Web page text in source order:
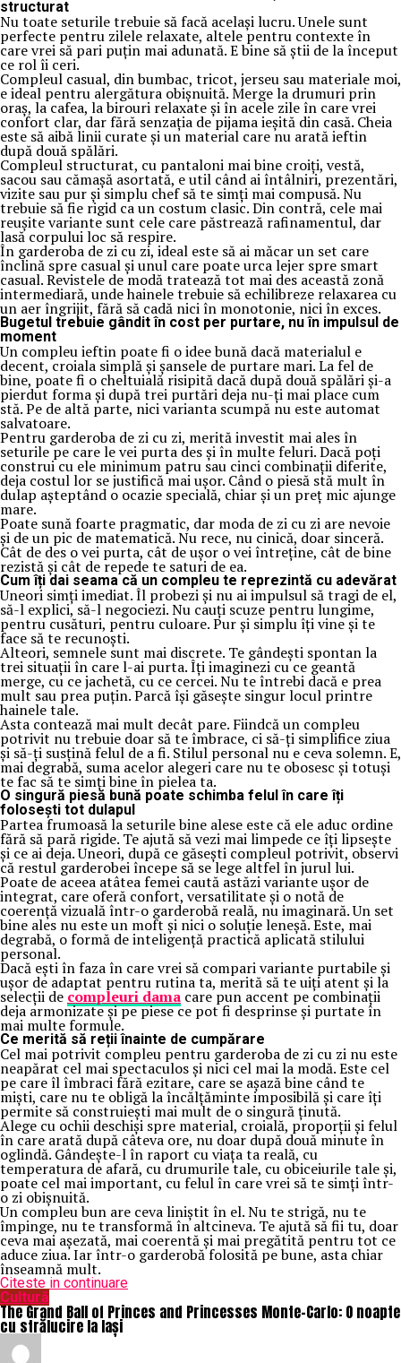
structurat
Nu toate seturile trebuie să facă același lucru. Unele sunt
perfecte pentru zilele relaxate, altele pentru contexte în
care vrei să pari puțin mai adunată. E bine să știi de la început
ce rol îi ceri.
Compleul casual, din bumbac, tricot, jerseu sau materiale moi,
e ideal pentru alergătura obișnuită. Merge la drumuri prin
oraș, la cafea, la birouri relaxate și în acele zile în care vrei
confort clar, dar fără senzația de pijama ieșită din casă. Cheia
este să aibă linii curate și un material care nu arată ieftin
după două spălări.
Compleul structurat, cu pantaloni mai bine croiți, vestă,
sacou sau cămașă asortată, e util când ai întâlniri, prezentări,
vizite sau pur și simplu chef să te simți mai compusă. Nu
trebuie să fie rigid ca un costum clasic. Din contră, cele mai
reușite variante sunt cele care păstrează rafinamentul, dar
lasă corpului loc să respire.
În garderoba de zi cu zi, ideal este să ai măcar un set care
înclină spre casual și unul care poate urca lejer spre smart
casual. Revistele de modă tratează tot mai des această zonă
intermediară, unde hainele trebuie să echilibreze relaxarea cu
un aer îngrijit, fără să cadă nici în monotonie, nici în exces.
Bugetul trebuie gândit în cost per purtare, nu în impulsul de
moment
Un compleu ieftin poate fi o idee bună dacă materialul e
decent, croiala simplă și șansele de purtare mari. La fel de
bine, poate fi o cheltuială risipită dacă după două spălări și-a
pierdut forma și după trei purtări deja nu-ți mai place cum
stă. Pe de altă parte, nici varianta scumpă nu este automat
salvatoare.
Pentru garderoba de zi cu zi, merită investit mai ales în
seturile pe care le vei purta des și în multe feluri. Dacă poți
construi cu ele minimum patru sau cinci combinații diferite,
deja costul lor se justifică mai ușor. Când o piesă stă mult în
dulap așteptând o ocazie specială, chiar și un preț mic ajunge
mare.
Poate sună foarte pragmatic, dar moda de zi cu zi are nevoie
și de un pic de matematică. Nu rece, nu cinică, doar sinceră.
Cât de des o vei purta, cât de ușor o vei întreține, cât de bine
rezistă și cât de repede te saturi de ea.
Cum îți dai seama că un compleu te reprezintă cu adevărat
Uneori simți imediat. Îl probezi și nu ai impulsul să tragi de el,
să-l explici, să-l negociezi. Nu cauți scuze pentru lungime,
pentru cusături, pentru culoare. Pur și simplu îți vine și te
face să te recunoști.
Alteori, semnele sunt mai discrete. Te gândești spontan la
trei situații în care l-ai purta. Îți imaginezi cu ce geantă
merge, cu ce jachetă, cu ce cercei. Nu te întrebi dacă e prea
mult sau prea puțin. Parcă își găsește singur locul printre
hainele tale.
Asta contează mai mult decât pare. Fiindcă un compleu
potrivit nu trebuie doar să te îmbrace, ci să-ți simplifice ziua
și să-ți susțină felul de a fi. Stilul personal nu e ceva solemn. E,
mai degrabă, suma acelor alegeri care nu te obosesc și totuși
te fac să te simți bine în pielea ta.
O singură piesă bună poate schimba felul în care îți
folosești tot dulapul
Partea frumoasă la seturile bine alese este că ele aduc ordine
fără să pară rigide. Te ajută să vezi mai limpede ce îți lipsește
și ce ai deja. Uneori, după ce găsești compleul potrivit, observi
că restul garderobei începe să se lege altfel în jurul lui.
Poate de aceea atâtea femei caută astăzi variante ușor de
integrat, care oferă confort, versatilitate și o notă de
coerență vizuală într-o garderobă reală, nu imaginară. Un set
bine ales nu este un moft și nici o soluție leneșă. Este, mai
degrabă, o formă de inteligență practică aplicată stilului
personal.
Dacă ești în faza în care vrei să compari variante purtabile și
ușor de adaptat pentru rutina ta, merită să te uiți atent și la
selecții de compleuri dama care pun accent pe combinații
deja armonizate și pe piese ce pot fi desprinse și purtate în
mai multe formule.
Ce merită să reții înainte de cumpărare
Cel mai potrivit compleu pentru garderoba de zi cu zi nu este
neapărat cel mai spectaculos și nici cel mai la modă. Este cel
pe care îl îmbraci fără ezitare, care se așază bine când te
miști, care nu te obligă la încălțăminte imposibilă și care îți
permite să construiești mai mult de o singură ținută.
Alege cu ochii deschiși spre material, croială, proporții și felul
în care arată după câteva ore, nu doar după două minute în
oglindă. Gândește-l în raport cu viața ta reală, cu
temperatura de afară, cu drumurile tale, cu obiceiurile tale și,
poate cel mai important, cu felul în care vrei să te simți într-
o zi obișnuită.
Un compleu bun are ceva liniștit în el. Nu te strigă, nu te
împinge, nu te transformă în altcineva. Te ajută să fii tu, doar
ceva mai așezată, mai coerentă și mai pregătită pentru tot ce
aduce ziua. Iar într-o garderobă folosită pe bune, asta chiar
înseamnă mult.
Citeste in continuare
Cultură
The Grand Ball of Princes and Princesses Monte-Carlo: O noapte
cu strălucire la Iași